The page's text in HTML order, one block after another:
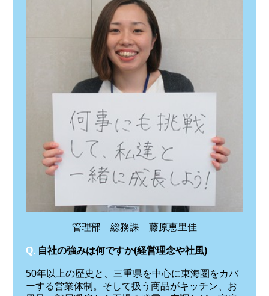
管理部 総務課 藤原恵里佳
Q. 自社の強みは何ですか(経営理念や社風)
50年以上の歴史と、三重県を中心に東海圏をカバ
ーする営業体制。そして扱う商品がキッチン、お